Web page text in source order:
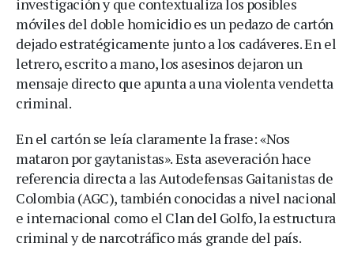
investigación y que contextualiza los posibles
móviles del doble homicidio es un pedazo de cartón
dejado estratégicamente junto a los cadáveres. En el
letrero, escrito a mano, los asesinos dejaron un
mensaje directo que apunta a una violenta vendetta
criminal.
En el cartón se leía claramente la frase: «Nos
mataron por gaytanistas». Esta aseveración hace
referencia directa a las Autodefensas Gaitanistas de
Colombia (AGC), también conocidas a nivel nacional
e internacional como el Clan del Golfo, la estructura
criminal y de narcotráfico más grande del país.